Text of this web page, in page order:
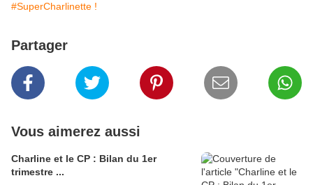
#SuperCharlinette !
Partager
Vous aimerez aussi
Charline et le CP : Bilan du 1er
trimestre ...